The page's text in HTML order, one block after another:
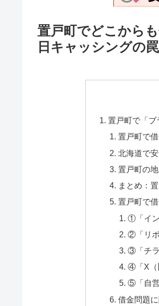
置戸町でどこから
日キャッシングの
置戸町で「
置戸町で
北海道で
置戸町の
まとめ：
置戸町で
①「イン
②「リボ
③「チラ
④「X（
⑤「自営
借金問題